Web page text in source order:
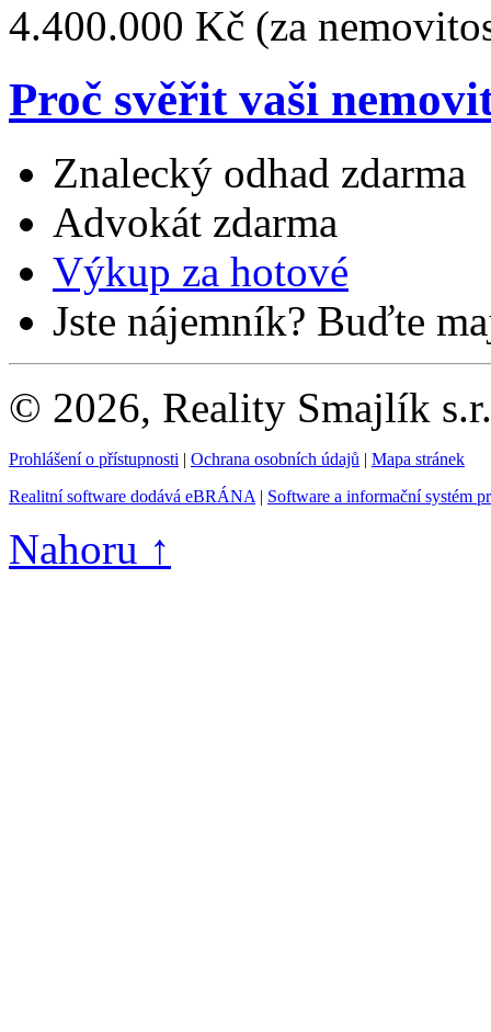
4.400.000 Kč (za
Proč svěřit vaši
Znalecký odhad zdarma
Advokát zdarma
Výkup za hotové
Jste nájemník? Buďte
© 2026, Reality Smajlík
Prohlášení o přístupnosti | Ochrana osobních údajů | Mapa stránek
Realitní software dodává eBRÁNA | Software a informační systém
Nahoru ↑